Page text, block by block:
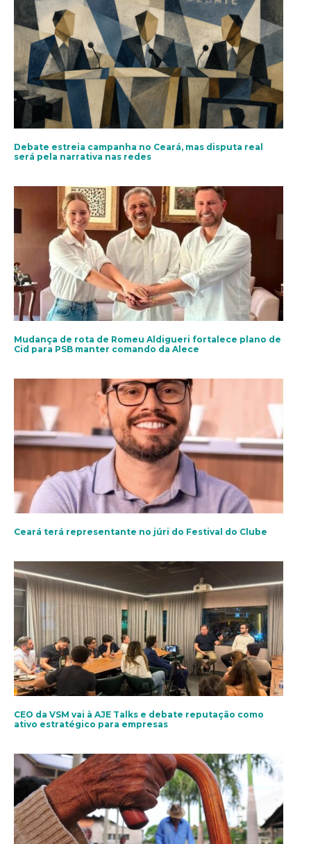
Debate estreia campanha no Ceará, mas disputa real
será pela narrativa nas redes
Mudança de rota de Romeu Aldigueri fortalece plano de
Cid para PSB manter comando da Alece
Ceará terá representante no júri do Festival do Clube
CEO da VSM vai à AJE Talks e debate reputação como
ativo estratégico para empresas